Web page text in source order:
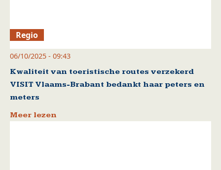
Regio
06/10/2025 - 09:43
Kwaliteit van toeristische routes verzekerd
VISIT Vlaams-Brabant bedankt haar peters en
meters
Meer lezen